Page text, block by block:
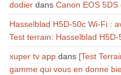
dodierdans Canon EOS 5DS
Hasselblad H5D-50c Wi-Fi :
Test terrain: Hasselblad H5D-
xuper tv appdans [Test
gamme qui vous en donne